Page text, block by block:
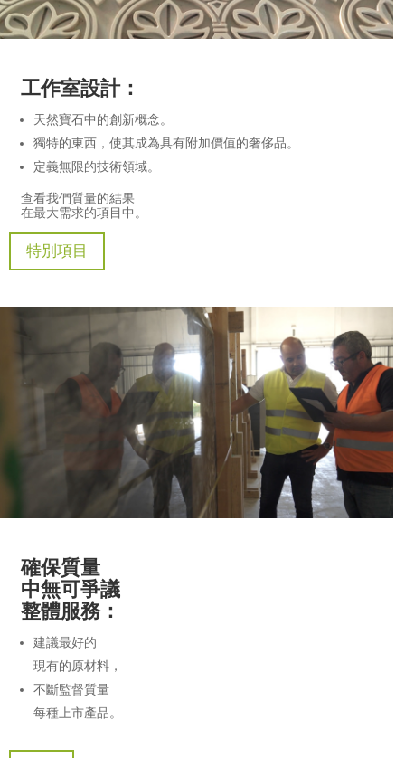
工作室設計：
天然寶石中的創新概念。
獨特的東西，使其成為具有附加價值的奢侈品。
定義無限的技術領域。
查看我們質量的結果
在最大需求的項目中。
特別項目
確保質量
中無可爭議
整體服務：
建議最好的
現有的原材料，
不斷監督質量
每種上市產品。